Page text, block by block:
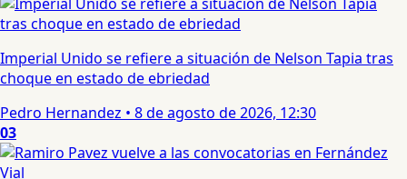
Imperial Unido se refiere a situación de Nelson Tapia tras
choque en estado de ebriedad
Pedro Hernandez • 8 de agosto de 2026, 12:30
03